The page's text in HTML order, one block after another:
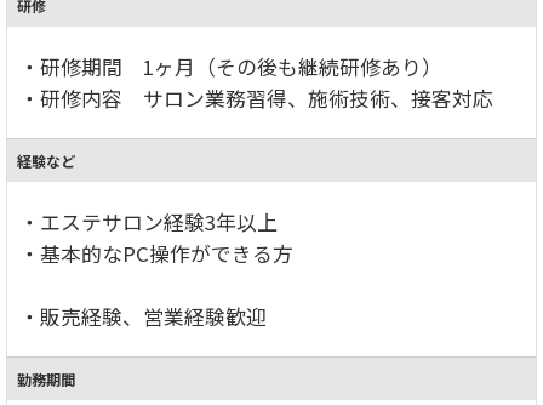
研修
・研修期間 1ヶ月（その後も継続研修あり）
・研修内容 サロン業務習得、施術技術、接客対応
経験など
・エステサロン経験3年以上
・基本的なPC操作ができる方
・販売経験、営業経験歓迎
勤務期間